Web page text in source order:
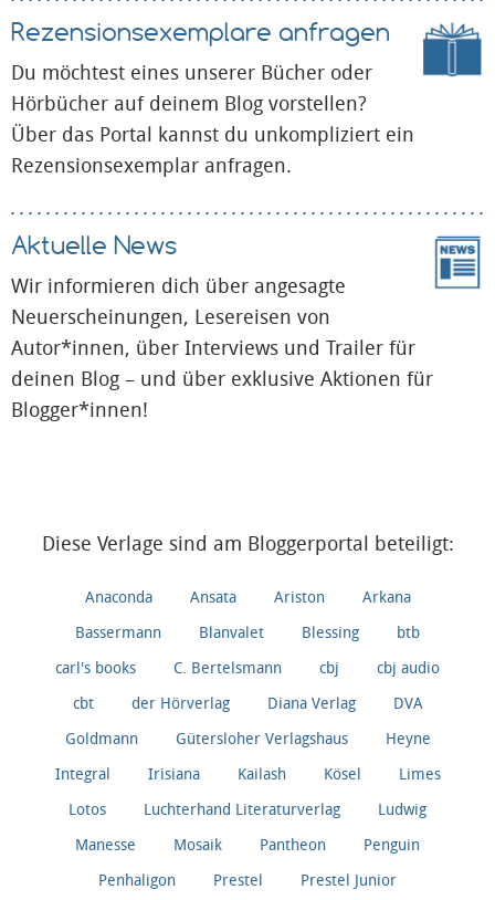
Rezensions­exemplare anfragen
Du möchtest eines unserer Bücher oder
Hörbücher auf deinem Blog vorstellen?
Über das Portal kannst du unkompliziert ein
Rezensionsexemplar anfragen.
Aktuelle News
Wir informieren dich über angesagte
Neuerscheinungen, Lesereisen von
Autor*innen, über Interviews und Trailer für
deinen Blog – und über exklusive Aktionen für
Blogger*innen!
Diese Verlage sind am Bloggerportal beteiligt:
Anaconda Ansata Ariston
Arkana
Bassermann
Blanvalet Blessing
btb
carl's books
C. Bertelsmann cbj
cbj audio
cbt
der Hörverlag Diana Verlag
DVA
Goldmann
Gütersloher Verlagshaus
Heyne
Integral
Irisiana Kailash Kösel
Limes
Lotos
Luchterhand Literaturverlag
Ludwig
Manesse
Mosaik Pantheon
Penguin
Penhaligon
Prestel Prestel Junior